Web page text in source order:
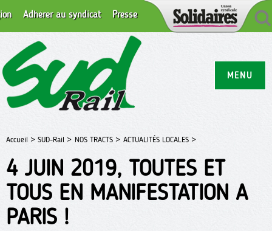
MENU
Adhérer au syndicat Presse
Accueil > SUD-Rail > NOS TRACTS > ACTUALITÉS LOCALES >
4 JUIN 2019, TOUTES ET
TOUS EN MANIFESTATION A
PARIS !